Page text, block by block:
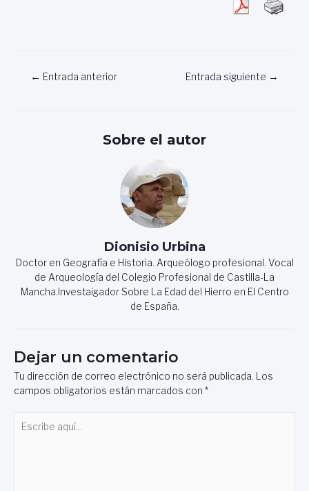
Navegación
← Entrada anterior Entrada siguiente →
Sobre el autor
Dionisio Urbina
Doctor en Geografía e Historia. Arqueólogo profesional. Vocal
de Arqueología del Colegio Profesional de Castilla-La
Mancha.Investaigador Sobre La Edad del Hierro en El Centro
de España.
Dejar un comentario
Tu dirección de correo electrónico no será publicada. Los
campos obligatorios están marcados con *
aquí...